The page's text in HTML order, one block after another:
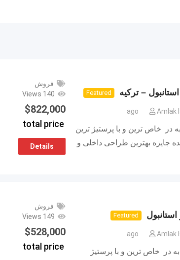
– ترکیه Featured
Amlak
در خاص ترین و با پرستیژ ترین
جایزه بهترین طراحی داخلی و
فروش
140 Views
$822,000
total price
Details
Featured
Amlak
در خاص ترین و با پرستیژ
فروش
149 Views
$528,000
total price